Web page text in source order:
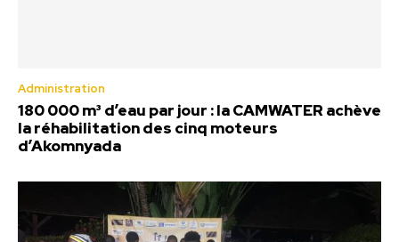
Administration
180 000 m³ d’eau par jour : la CAMWATER achève
la réhabilitation des cinq moteurs
d’Akomnyada